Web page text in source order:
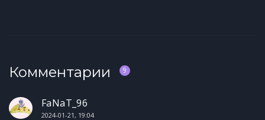
Комментарии 9
FaNaT_96
2024-01-21, 19:04